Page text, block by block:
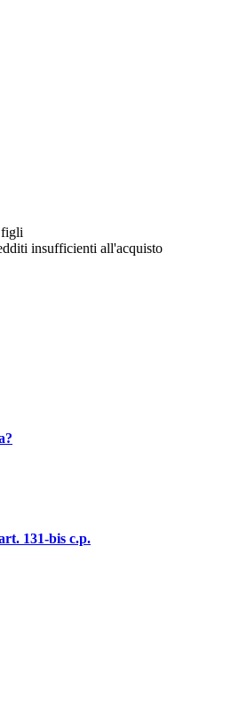
figli
insufficienti all'acquisto
131-bis c.p.